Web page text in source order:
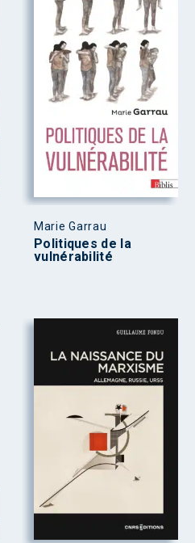
Marie Garrau
Politiques de la
vulnérabilité